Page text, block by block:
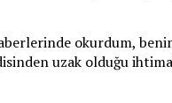
okurdum,
uzak olduğu